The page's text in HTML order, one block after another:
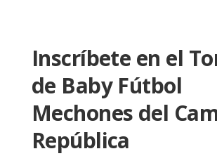
Inscríbete en el
de Baby Fútbol
Mechones del
República